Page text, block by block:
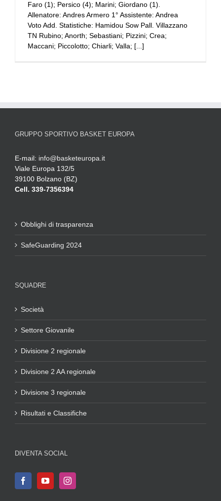
Faro (1); Persico (4); Marini; Giordano (1).
Allenatore: Andres Armero 1° Assistente: Andrea
Voto Add. Statistiche: Hamidou Sow Pall. Villazzano
TN Rubino; Anorth; Sebastiani; Pizzini; Crea;
Maccani; Piccolotto; Chiarli; Valla; [...]
GRUPPO SPORTIVO BASKET EUROPA
E-mail: info@basketeuropa.it
Viale Europa 132/5
39100 Bolzano (BZ)
Cell. 339-7356394
Obblighi di trasparenza
SafeGuarding 2024
SQUADRE
Società
Settore Giovanile
Divisione 2 regionale
Divisione 2 AA regionale
Divisione 3 regionale
Risultati e Classifiche
DIVENTA SOCIAL